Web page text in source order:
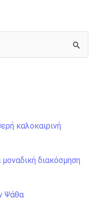
k
καλοκαιρινή
διακόσμηση
Ψάθα